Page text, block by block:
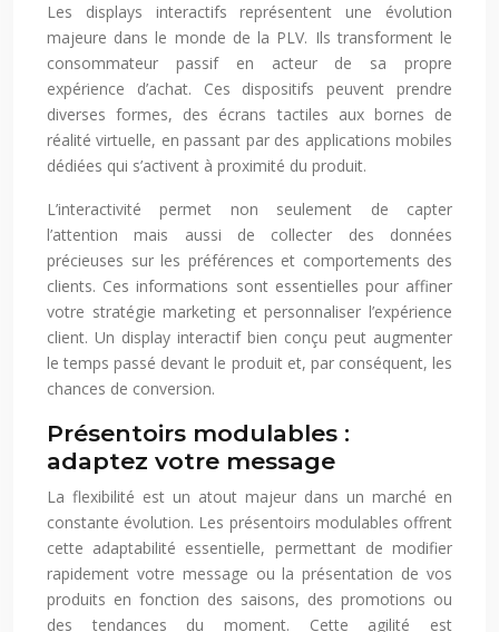
Les displays interactifs représentent une évolution
majeure dans le monde de la PLV. Ils transforment le
consommateur passif en acteur de sa propre
expérience d’achat. Ces dispositifs peuvent prendre
diverses formes, des écrans tactiles aux bornes de
réalité virtuelle, en passant par des applications mobiles
dédiées qui s’activent à proximité du produit.
L’interactivité permet non seulement de capter
l’attention mais aussi de collecter des données
précieuses sur les préférences et comportements des
clients. Ces informations sont essentielles pour affiner
votre stratégie marketing et personnaliser l’expérience
client. Un display interactif bien conçu peut augmenter
le temps passé devant le produit et, par conséquent, les
chances de conversion.
Présentoirs modulables :
adaptez votre message
La flexibilité est un atout majeur dans un marché en
constante évolution. Les présentoirs modulables offrent
cette adaptabilité essentielle, permettant de modifier
rapidement votre message ou la présentation de vos
produits en fonction des saisons, des promotions ou
des tendances du moment. Cette agilité est